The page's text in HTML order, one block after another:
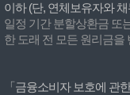
이하 (단, 연체보유자와
일정 기간 분할상환금 또
한 도래 전 모든 원리금을
「금융소비자 보호에 관